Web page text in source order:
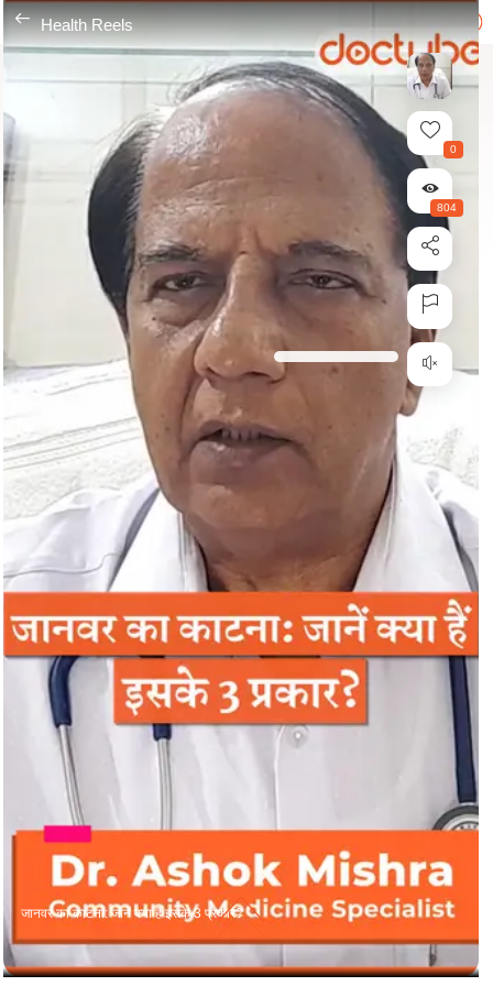
---
Health Reels
जानवर का काटना: जानें क्या हैं इसके 3 प्रकार?
0
804